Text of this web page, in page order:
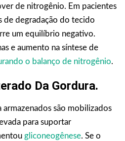
de nitrogênio. Em pacientes
de degradação do tecido
um equilíbrio negativo.
e aumento na síntese de
o balanço de nitrogênio.
Da Gordura.
são mobilizados
para suportar
gliconeogênese. Se o